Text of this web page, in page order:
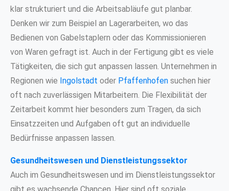
klar strukturiert und die Arbeitsabläufe gut planbar.
Denken wir zum Beispiel an Lagerarbeiten, wo das
Bedienen von Gabelstaplern oder das Kommissionieren
von Waren gefragt ist. Auch in der Fertigung gibt es viele
Tätigkeiten, die sich gut anpassen lassen. Unternehmen in
Regionen wie Ingolstadt oder Pfaffenhofen suchen hier
oft nach zuverlässigen Mitarbeitern. Die Flexibilität der
Zeitarbeit kommt hier besonders zum Tragen, da sich
Einsatzzeiten und Aufgaben oft gut an individuelle
Bedürfnisse anpassen lassen.
Gesundheitswesen und Dienstleistungssektor
Auch im Gesundheitswesen und im Dienstleistungssektor